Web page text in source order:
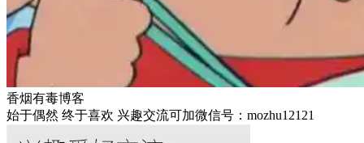
香烟有毒博客
始于偶然 终于喜欢 兴趣交流可加微信号：mozhu12121